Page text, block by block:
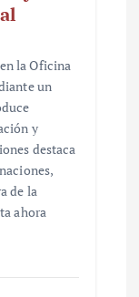
la Oficina
un
y
destaca
de la
ahora